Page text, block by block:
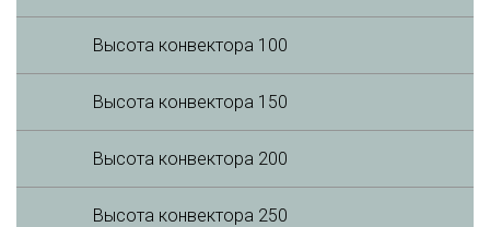
Высота конвектора 100
Высота конвектора 150
Высота конвектора 200
Высота конвектора 250